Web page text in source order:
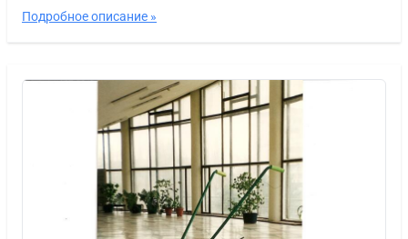
Подробное описание »